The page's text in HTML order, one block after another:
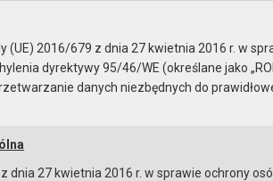
2016/679 z dnia 27 kwietnia 2016 r. w
dyrektywy 95/46/WE (określane jako
danych niezbędnych do
z dnia 27 kwietnia 2016 r. w sprawie ochrony